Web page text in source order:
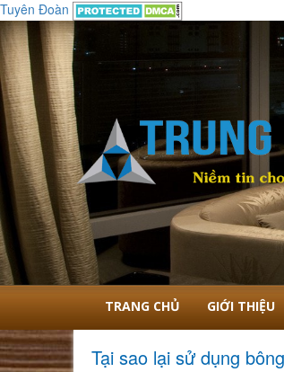
Tuyên Đoàn
Nội Thất Cao Cấp Trung Hưng
TRANG CHỦ GIỚI THIỆU
Tại sao lại sử dụng